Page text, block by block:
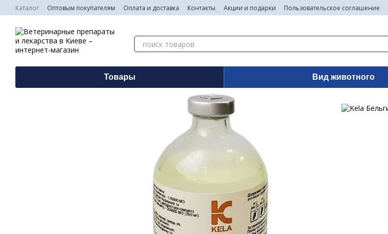
Перейти к основному контенту
Каталог Оптовым покупателям Оплата и доставка Контакты Акции и подарки Пользовательское соглашение
Товары Вид животного